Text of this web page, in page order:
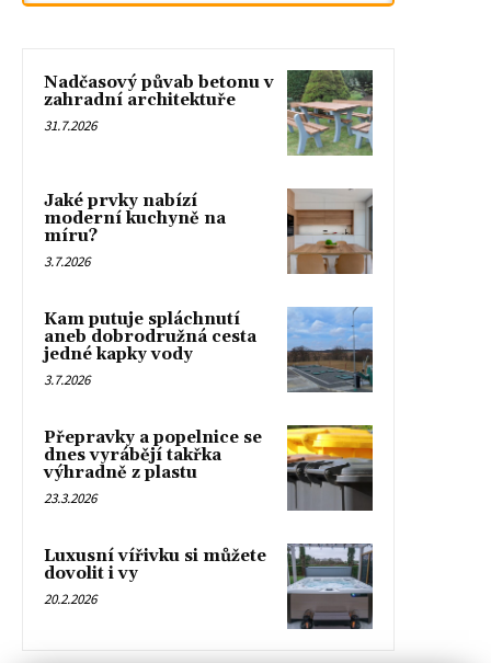
Nadčasový půvab betonu v
zahradní architektuře
31.7.2026
Jaké prvky nabízí
moderní kuchyně na
míru?
3.7.2026
Kam putuje spláchnutí
aneb dobrodružná cesta
jedné kapky vody
3.7.2026
Přepravky a popelnice se
dnes vyrábějí takřka
výhradně z plastu
23.3.2026
Luxusní vířivku si můžete
dovolit i vy
20.2.2026